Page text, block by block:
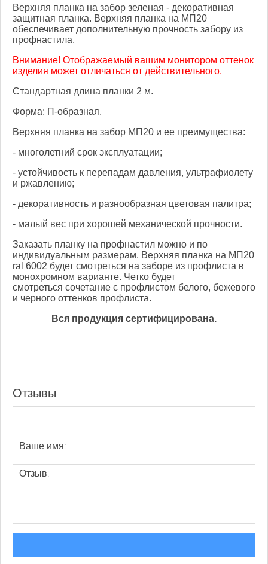
Верхняя планка на забор зеленая - декоративная
защитная планка. Верхняя планка на МП20
обеспечивает дополнительную прочность забору из
профнастила.
Внимание! Отображаемый вашим монитором оттенок
изделия может отличаться от действительного.
Стандартная длина планки 2 м.
Форма: П-образная.
Верхняя планка на забор МП20 и ее преимущества:
- многолетний срок эксплуатации;
- устойчивость к перепадам давления, ультрафиолету
и ржавлению;
- декоративность и разнообразная цветовая палитра;
- малый вес при хорошей механической прочности.
Заказать планку на профнастил можно и по
индивидуальным размерам. Верхняя планка на МП20
ral 6002 будет смотреться на заборе из профлиста в
монохромном варианте. Четко будет
смотреться сочетание с профлистом белого, бежевого
и черного оттенков профлиста.
Вся продукция сертифицирована.
Отзывы